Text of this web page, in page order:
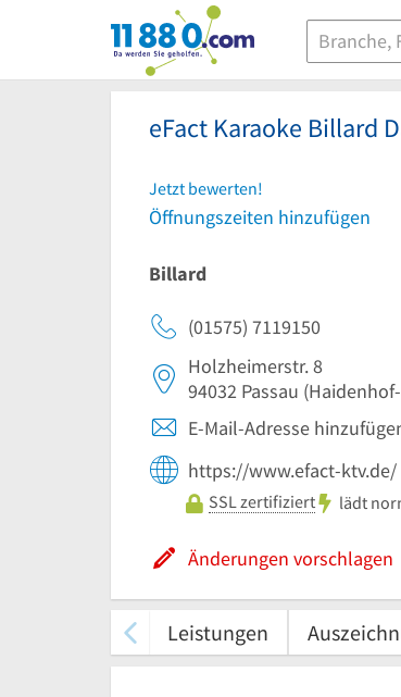
11880.com
eFact Karaoke Billard
Jetzt bewerten!
Öffnungszeiten hinzufügen
Billard
(01575) 7119150
Holzheimerstr. 8
94032 Passau
E-Mail-Adresse
https://www.efact-ktv.de/
SSL zertifiziert lädt
Änderungen vorschlagen
Leistungen